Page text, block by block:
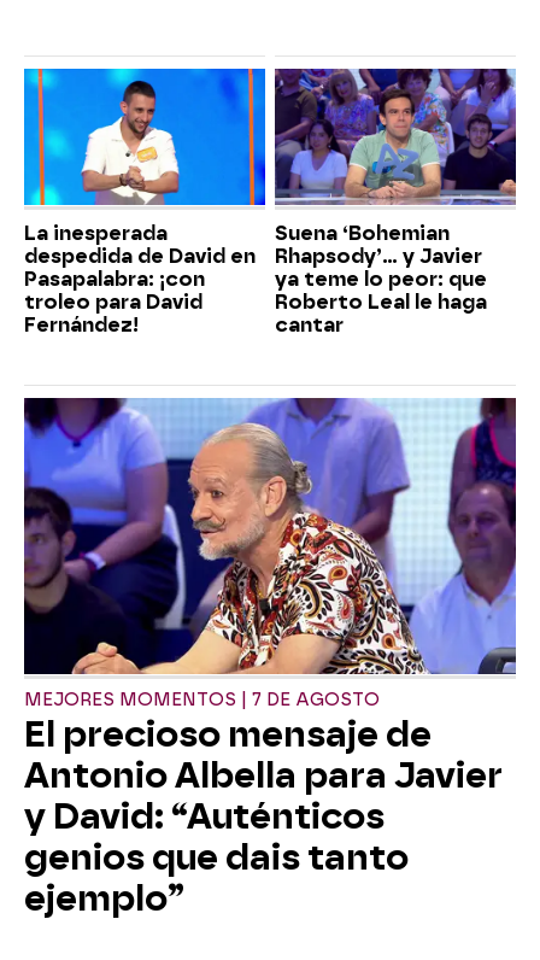
La inesperada
despedida de David en
Pasapalabra: ¡con
troleo para David
Fernández!
Suena ‘Bohemian
Rhapsody’... y Javier
ya teme lo peor: que
Roberto Leal le haga
cantar
MEJORES MOMENTOS | 7 DE AGOSTO
El precioso mensaje de
Antonio Albella para Javier
y David: “Auténticos
genios que dais tanto
ejemplo”